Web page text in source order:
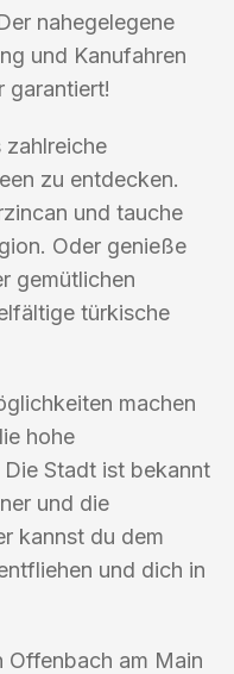
nahegelegene
und Kanufahren
garantiert!
zahlreiche
zu entdecken.
und tauche
Oder genieße
gemütlichen
türkische
machen
hohe
Stadt ist bekannt
und die
kannst du dem
und dich in
Offenbach am Main